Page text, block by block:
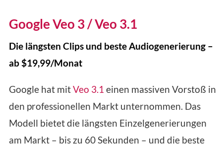
Google Veo 3 / Veo 3.1
Die längsten Clips und beste Audiogenerierung –
ab $19,99/Monat
Google hat mitVeo 3.1 einen massiven Vorstoß in
den professionellen Markt unternommen. Das
Modell bietet die längsten Einzelgenerierungen
am Markt – bis zu 60 Sekunden – und die beste